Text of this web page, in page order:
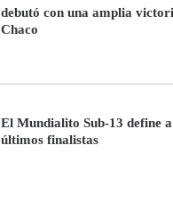
debutó con una amplia
Chaco
El Mundialito Sub-13 define
últimos finalistas